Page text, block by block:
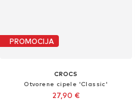
PROMOCIJA
CROCS
Otvorene cipele 'Classic'
27,90 €